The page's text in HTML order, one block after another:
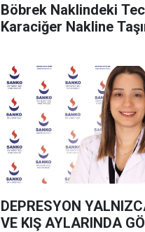
Böbrek Naklindeki
Karaciğer Nakline
DEPRESYON
VE KIŞ AYLARINDA